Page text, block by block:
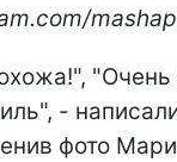
"Очень
-
фото